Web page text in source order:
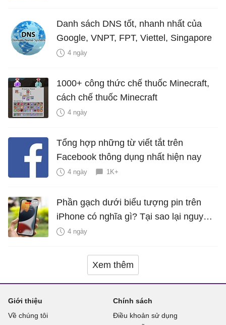
Danh sách DNS tốt, nhanh nhất của
Google, VNPT, FPT, Viettel, Singapore
4 ngày
1000+ công thức chế thuốc Minecraft,
cách chế thuốc Minecraft
4 ngày
Tổng hợp những từ viết tắt trên
Facebook thông dụng nhất hiện nay
4 ngày 1K+
Phần gạch dưới biểu tượng pin trên
iPhone có nghĩa gì? Tại sao lại nguy
hiểm?
4 ngày
Xem thêm
Giới thiệu
Về chúng tôi
Chính sách
Điều khoản sử dụng